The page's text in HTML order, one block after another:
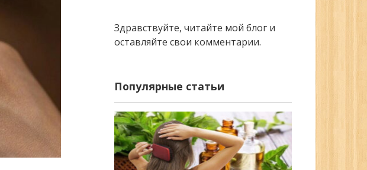
Здравствуйте, читайте мой блог и
оставляйте свои комментарии.
Популярные статьи